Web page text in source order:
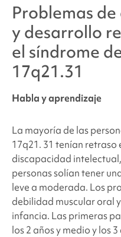
Problemas
y desarrollo
el síndrome
17q21.31
Habla y aprendizaje
La mayoría de las
17q21. 31 tenían retraso
discapacidad
personas solían tener
leve a moderada. Los
debilidad muscular oral
infancia. Las primeras
los 2 años y medio y los